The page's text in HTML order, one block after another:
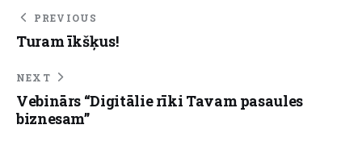
PREVIOUS
Turam īkšķus!
NEXT
Vebinārs “Digitālie rīki Tavam pasaules
biznesam”